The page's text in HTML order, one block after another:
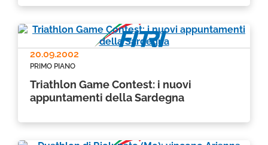
20.09.2002
PRIMO PIANO
Triathlon Game Contest: i nuovi
appuntamenti della Sardegna